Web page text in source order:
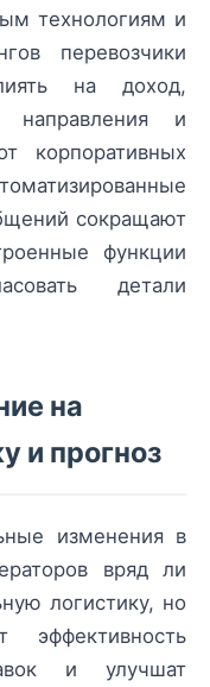
технологиям и
перевозчики
на доход,
направления и
корпоративных
сокращают
функции
детали
на
и прогноз
изменения в
вряд ли
логистику, но
эффективность
и улучшат